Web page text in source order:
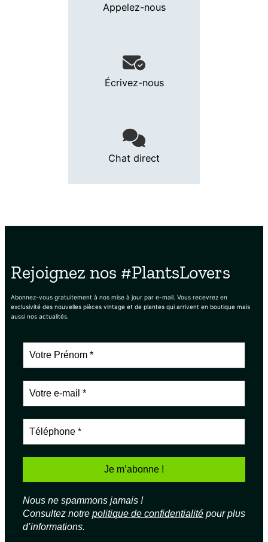
Appelez-nous
Écrivez-nous
Chat direct
Rejoignez nos #PlantsLovers
Abonnez-vous gratuitement à nos mise à jour par e-mail. Vous recevrez en
exclusivité des nouvelles pièces vintage et de plantes qui arrivent en boutique mais
aussi nos actualités.
Nous ne spammons jamais !
Consultez notre politique de confidentialité pour plus
d’informations.